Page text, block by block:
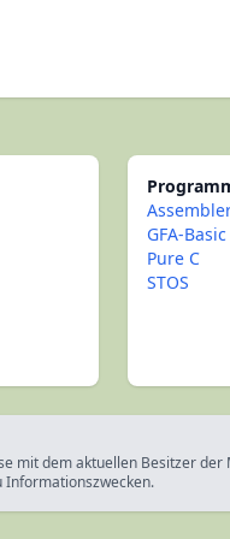
GFA-Basic
Pure C
STOS
mit dem aktuellen Besitzer der
Informationszwecken.